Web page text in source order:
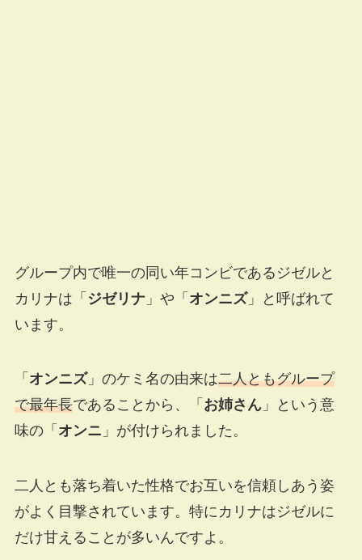
グループ内で唯一の同い年コンビであるジゼルと
カリナは「 ジゼリナ」や「 オンニズ」と呼ばれて
います。
「 オンニズ」のケミ名の由来は二人ともグループ
で最年長であることから、「 お姉さん」という意
味の「 オンニ 」が付けられました。
二人とも落ち着いた性格でお互いを信頼しあう姿
がよく目撃されています。特にカリナはジゼルに
だけ甘えることが多いんですよ。